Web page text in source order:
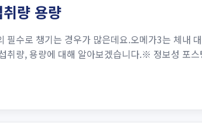
량 용량
필수로 챙기는 경우가 많은데요.오메가3는 체내
취량, 용량에 대해 알아보겠습니다.※ 정보성 포